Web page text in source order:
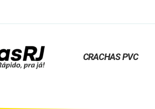
CRACHAS PVC